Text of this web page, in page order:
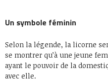
Un symbole féminin
Selon la légende, la licorne
se montrer qu’à une jeune
ayant le pouvoir de la
avec elle.